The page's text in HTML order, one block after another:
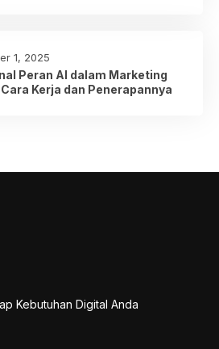
1, 2025
Peran AI dalam Marketing
Kerja dan Penerapannya
Kebutuhan Digital Anda